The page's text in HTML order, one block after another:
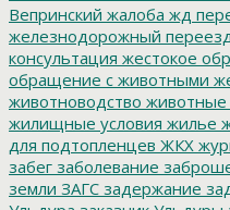
Вепринский жалоба жд
железнодорожный переезд
консультация жестокое
обращение с животными
животноводство животные
жилищные условия жилье
для подтопленцев ЖКХ
забег заболевание
земли ЗАГС задержание